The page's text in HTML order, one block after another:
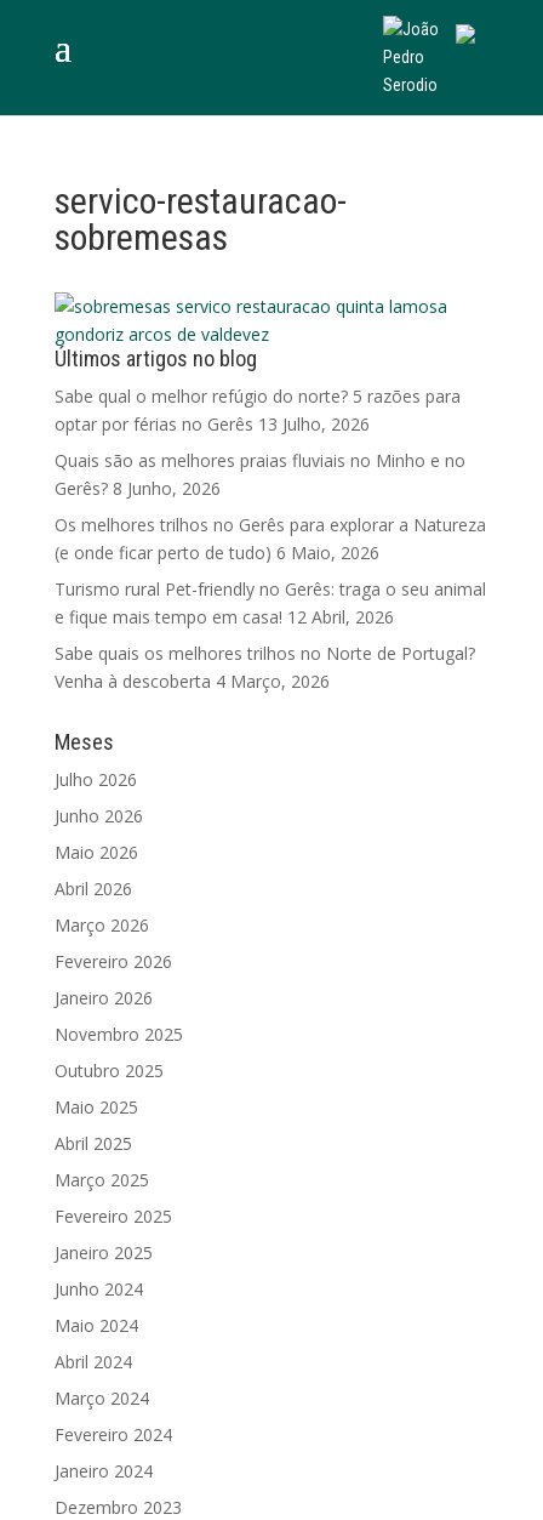
servico-restauracao-
sobremesas
Últimos artigos no blog
Sabe qual o melhor refúgio do norte? 5 razões para
optar por férias no Gerês 13 Julho, 2026
Quais são as melhores praias fluviais no Minho e no
Gerês? 8 Junho, 2026
Os melhores trilhos no Gerês para explorar a Natureza
(e onde ficar perto de tudo) 6 Maio, 2026
Turismo rural Pet-friendly no Gerês: traga o seu animal
e fique mais tempo em casa! 12 Abril, 2026
Sabe quais os melhores trilhos no Norte de Portugal?
Venha à descoberta 4 Março, 2026
Meses
Julho 2026
Junho 2026
Maio 2026
Abril 2026
Março 2026
Fevereiro 2026
Janeiro 2026
Novembro 2025
Outubro 2025
Maio 2025
Abril 2025
Março 2025
Fevereiro 2025
Janeiro 2025
Junho 2024
Maio 2024
Abril 2024
Março 2024
Fevereiro 2024
Janeiro 2024
Dezembro 2023